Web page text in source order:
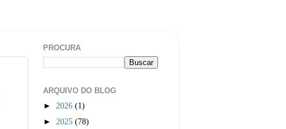
PROCURA
ARQUIVO DO BLOG
► 2026 (1)
► 2025 (78)